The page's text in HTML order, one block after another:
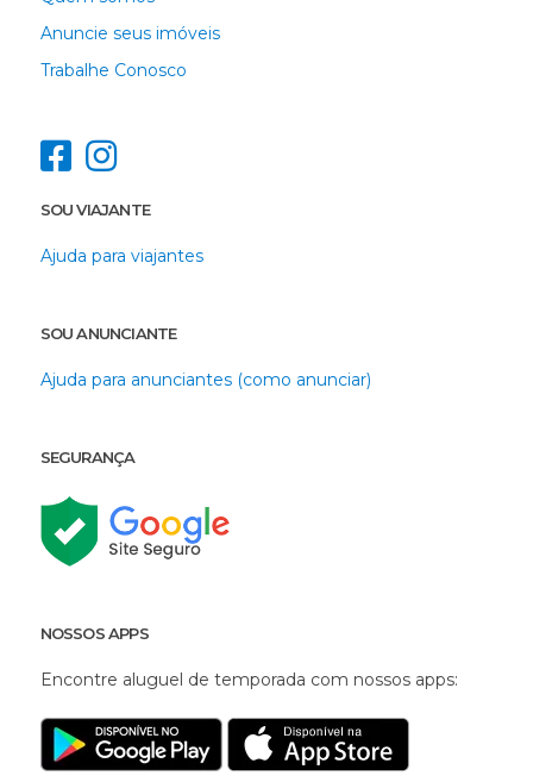
Anuncie seus imóveis
Trabalhe Conosco
SOU VIAJANTE
Ajuda para viajantes
SOU ANUNCIANTE
Ajuda para anunciantes (como anunciar)
SEGURANÇA
NOSSOS APPS
Encontre aluguel de temporada com nossos apps: